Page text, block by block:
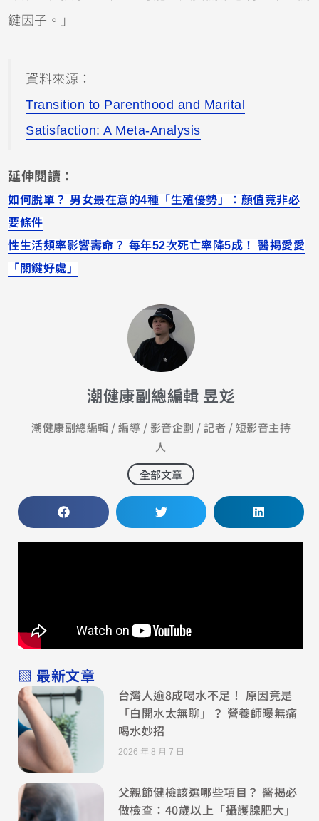
鍵因子。」
資料來源：
Transition to Parenthood and Marital
Satisfaction: A Meta-Analysis
延伸閱讀：
如何脫單？ 男女最在意的4種「生殖優勢」：顏值竟非必
要條件
性生活頻率影響壽命？ 每年52次死亡率降5成！ 醫揭愛愛
「關鍵好處」
潮健康副總編輯 昱彣
潮健康副總編輯 / 編導 / 影音企劃 / 記者 / 短影音主持
人
全部文章
▧ 最新文章
台灣人逾8成喝水不足！ 原因竟是
「白開水太無聊」？ 營養師曝無痛
喝水妙招
2026 年 8 月 7 日
父親節健檢該選哪些項目？ 醫揭必
做檢查：40歲以上「攝護腺肥大」